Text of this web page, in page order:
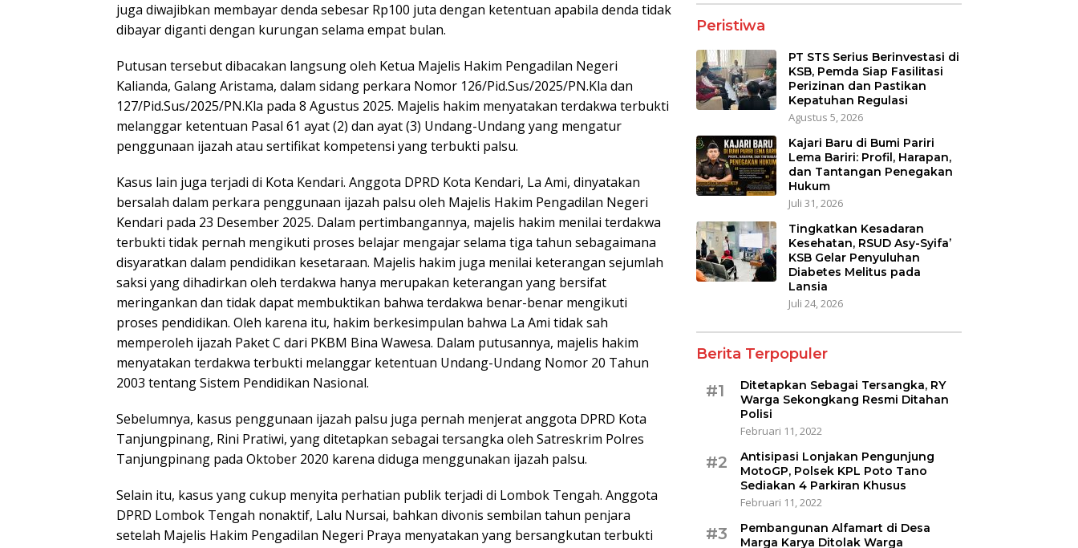
juga diwajibkan membayar denda sebesar Rp100 juta dengan ketentuan apabila denda tidak
dibayar diganti dengan kurungan selama empat bulan.
Putusan tersebut dibacakan langsung oleh Ketua Majelis Hakim Pengadilan Negeri
Kalianda, Galang Aristama, dalam sidang perkara Nomor 126/Pid.Sus/2025/PN.Kla dan
127/Pid.Sus/2025/PN.Kla pada 8 Agustus 2025. Majelis hakim menyatakan terdakwa terbukti
melanggar ketentuan Pasal 61 ayat (2) dan ayat (3) Undang-Undang yang mengatur
penggunaan ijazah atau sertifikat kompetensi yang terbukti palsu.
Kasus lain juga terjadi di Kota Kendari. Anggota DPRD Kota Kendari, La Ami, dinyatakan
bersalah dalam perkara penggunaan ijazah palsu oleh Majelis Hakim Pengadilan Negeri
Kendari pada 23 Desember 2025. Dalam pertimbangannya, majelis hakim menilai terdakwa
terbukti tidak pernah mengikuti proses belajar mengajar selama tiga tahun sebagaimana
disyaratkan dalam pendidikan kesetaraan. Majelis hakim juga menilai keterangan sejumlah
saksi yang dihadirkan oleh terdakwa hanya merupakan keterangan yang bersifat
meringankan dan tidak dapat membuktikan bahwa terdakwa benar-benar mengikuti
proses pendidikan. Oleh karena itu, hakim berkesimpulan bahwa La Ami tidak sah
memperoleh ijazah Paket C dari PKBM Bina Wawesa. Dalam putusannya, majelis hakim
menyatakan terdakwa terbukti melanggar ketentuan Undang-Undang Nomor 20 Tahun
2003 tentang Sistem Pendidikan Nasional.
Sebelumnya, kasus penggunaan ijazah palsu juga pernah menjerat anggota DPRD Kota
Tanjungpinang, Rini Pratiwi, yang ditetapkan sebagai tersangka oleh Satreskrim Polres
Tanjungpinang pada Oktober 2020 karena diduga menggunakan ijazah palsu.
Selain itu, kasus yang cukup menyita perhatian publik terjadi di Lombok Tengah. Anggota
DPRD Lombok Tengah nonaktif, Lalu Nursai, bahkan divonis sembilan tahun penjara
setelah Majelis Hakim Pengadilan Negeri Praya menyatakan yang bersangkutan terbukti
Peristiwa
PT STS Serius Berinvestasi di
KSB, Pemda Siap Fasilitasi
Perizinan dan Pastikan
Kepatuhan Regulasi
Agustus 5, 2026
Kajari Baru di Bumi Pariri
Lema Bariri: Profil, Harapan,
dan Tantangan Penegakan
Hukum
Juli 31, 2026
Tingkatkan Kesadaran
Kesehatan, RSUD Asy-Syifa’
KSB Gelar Penyuluhan
Diabetes Melitus pada
Lansia
Juli 24, 2026
Berita Terpopuler
#1
Ditetapkan Sebagai Tersangka, RY
Warga Sekongkang Resmi Ditahan
Polisi
Februari 11, 2022
#2
Antisipasi Lonjakan Pengunjung
MotoGP, Polsek KPL Poto Tano
Sediakan 4 Parkiran Khusus
Februari 11, 2022
#3
Pembangunan Alfamart di Desa
Marga Karya Ditolak Warga